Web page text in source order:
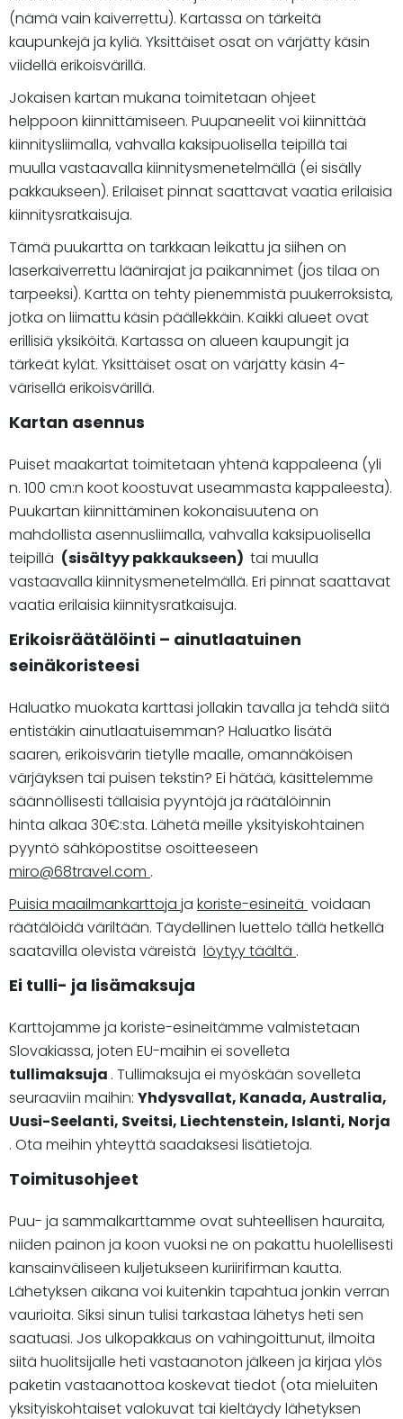
(nämä vain kaiverrettu). Kartassa on tärkeitä
kaupunkejä ja kyliä. Yksittäiset osat on värjätty käsin
viidellä erikoisvärillä.
Jokaisen kartan mukana toimitetaan ohjeet
helppoon kiinnittämiseen. Puupaneelit voi kiinnittää
kiinnitysliimalla, vahvalla kaksipuolisella teipillä tai
muulla vastaavalla kiinnitysmenetelmällä (ei sisälly
pakkaukseen). Erilaiset pinnat saattavat vaatia erilaisia
kiinnitysratkaisuja.
Tämä puukartta on tarkkaan leikattu ja siihen on
laserkaiverrettu läänirajat ja paikannimet (jos tilaa on
tarpeeksi). Kartta on tehty pienemmistä puukerroksista,
jotka on liimattu käsin päällekkäin. Kaikki alueet ovat
erillisiä yksiköitä. Kartassa on alueen kaupungit ja
tärkeät kylät. Yksittäiset osat on värjätty käsin 4-
värisellä erikoisvärillä.
Kartan asennus
Puiset maakartat toimitetaan yhtenä kappaleena (yli
n. 100 cm:n koot koostuvat useammasta kappaleesta).
Puukartan kiinnittäminen kokonaisuutena on
mahdollista asennusliimalla, vahvalla kaksipuolisella
teipillä (sisältyy pakkaukseen) tai muulla
vastaavalla kiinnitysmenetelmällä. Eri pinnat saattavat
vaatia erilaisia kiinnitysratkaisuja.
Erikoisräätälöinti – ainutlaatuinen
seinäkoristeesi
Haluatko muokata karttasi jollakin tavalla ja tehdä siitä
entistäkin ainutlaatuisemman? Haluatko lisätä
saaren, erikoisvärin tietylle maalle, omannäköisen
värjäyksen tai puisen tekstin? Ei hätää, käsittelemme
säännöllisesti tällaisia pyyntöjä ja räätälöinnin
hinta alkaa 30€:sta. Lähetä meille yksityiskohtainen
pyyntö sähköpostitse osoitteeseen
miro@68travel.com .
Puisia maailmankarttoja ja koriste-esineitä voidaan
räätälöidä väriltään. Täydellinen luettelo tällä hetkellä
saatavilla olevista väreistä löytyy täältä .
Ei tulli- ja lisämaksuja
Karttojamme ja koriste-esineitämme valmistetaan
Slovakiassa, joten EU-maihin ei sovelleta
tullimaksuja . Tullimaksuja ei myöskään sovelleta
seuraaviin maihin: Yhdysvallat, Kanada, Australia,
Uusi-Seelanti, Sveitsi, Liechtenstein, Islanti, Norja
. Ota meihin yhteyttä saadaksesi lisätietoja.
Toimitusohjeet
Puu- ja sammalkarttamme ovat suhteellisen hauraita,
niiden painon ja koon vuoksi ne on pakattu huolellisesti
kansainväliseen kuljetukseen kuriirifirman kautta.
Lähetyksen aikana voi kuitenkin tapahtua jonkin verran
vaurioita. Siksi sinun tulisi tarkastaa lähetys heti sen
saatuasi. Jos ulkopakkaus on vahingoittunut, ilmoita
siitä huolitsijalle heti vastaanoton jälkeen ja kirjaa ylös
paketin vastaanottoa koskevat tiedot (ota mieluiten
yksityiskohtaiset valokuvat tai kieltäydy lähetyksen